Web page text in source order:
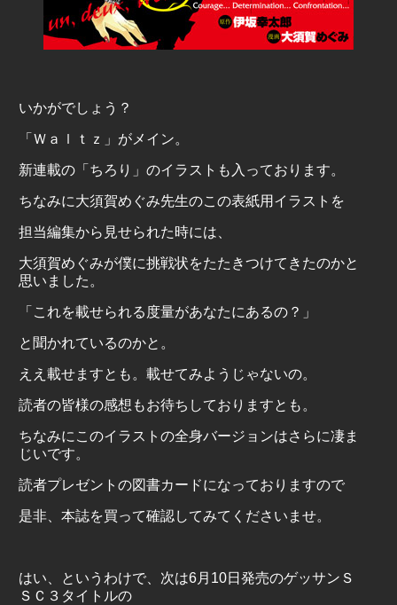
いかがでしょう？
「Ｗａｌｔｚ」がメイン。
新連載の「ちろり」のイラストも入っております。
ちなみに大須賀めぐみ先生のこの表紙用イラストを
担当編集から見せられた時には、
大須賀めぐみが僕に挑戦状をたたきつけてきたのかと
思いました。
「これを載せられる度量があなたにあるの？」
と聞かれているのかと。
ええ載せますとも。載せてみようじゃないの。
読者の皆様の感想もお待ちしておりますとも。
ちなみにこのイラストの全身バージョンはさらに凄ま
じいです。
読者プレゼントの図書カードになっておりますので
是非、本誌を買って確認してみてくださいませ。
はい、というわけで、次は6月 10日発売のゲッサンＳ
ＳＣ３タイトルの